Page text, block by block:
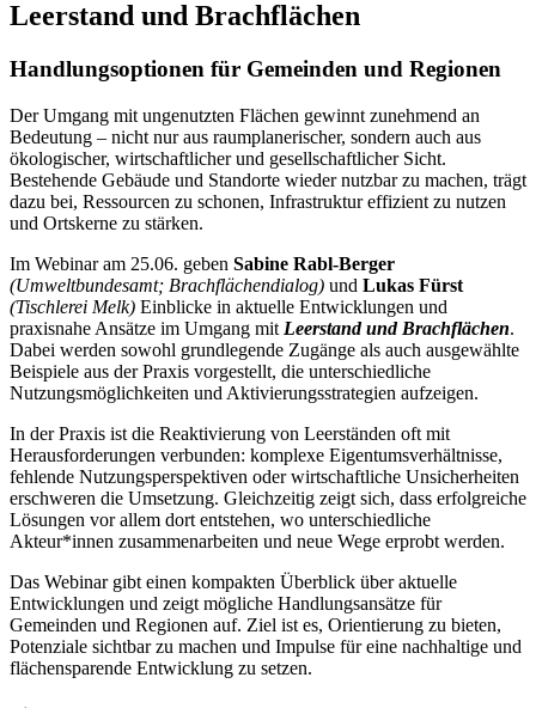
Leerstand und Brachflächen
Handlungsoptionen für Gemeinden und Regionen
Der Umgang mit ungenutzten Flächen gewinnt zunehmend an
Bedeutung – nicht nur aus raumplanerischer, sondern auch aus
ökologischer, wirtschaftlicher und gesellschaftlicher Sicht.
Bestehende Gebäude und Standorte wieder nutzbar zu machen, trägt
dazu bei, Ressourcen zu schonen, Infrastruktur effizient zu nutzen
und Ortskerne zu stärken.
Im Webinar am 25.06. geben Sabine Rabl-Berger
(Umweltbundesamt; Brachflächendialog) und Lukas Fürst
(Tischlerei Melk) Einblicke in aktuelle Entwicklungen und
praxisnahe Ansätze im Umgang mit Leerstand und Brachflächen.
Dabei werden sowohl grundlegende Zugänge als auch ausgewählte
Beispiele aus der Praxis vorgestellt, die unterschiedliche
Nutzungsmöglichkeiten und Aktivierungsstrategien aufzeigen.
In der Praxis ist die Reaktivierung von Leerständen oft mit
Herausforderungen verbunden: komplexe Eigentumsverhältnisse,
fehlende Nutzungsperspektiven oder wirtschaftliche Unsicherheiten
erschweren die Umsetzung. Gleichzeitig zeigt sich, dass erfolgreiche
Lösungen vor allem dort entstehen, wo unterschiedliche
Akteur*innen zusammenarbeiten und neue Wege erprobt werden.
Das Webinar gibt einen kompakten Überblick über aktuelle
Entwicklungen und zeigt mögliche Handlungsansätze für
Gemeinden und Regionen auf. Ziel ist es, Orientierung zu bieten,
Potenziale sichtbar zu machen und Impulse für eine nachhaltige und
flächensparende Entwicklung zu setzen.